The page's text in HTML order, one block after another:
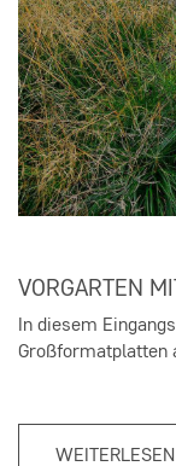
VORGARTEN
In diesem
Großformatplatten
WEITERLESEN